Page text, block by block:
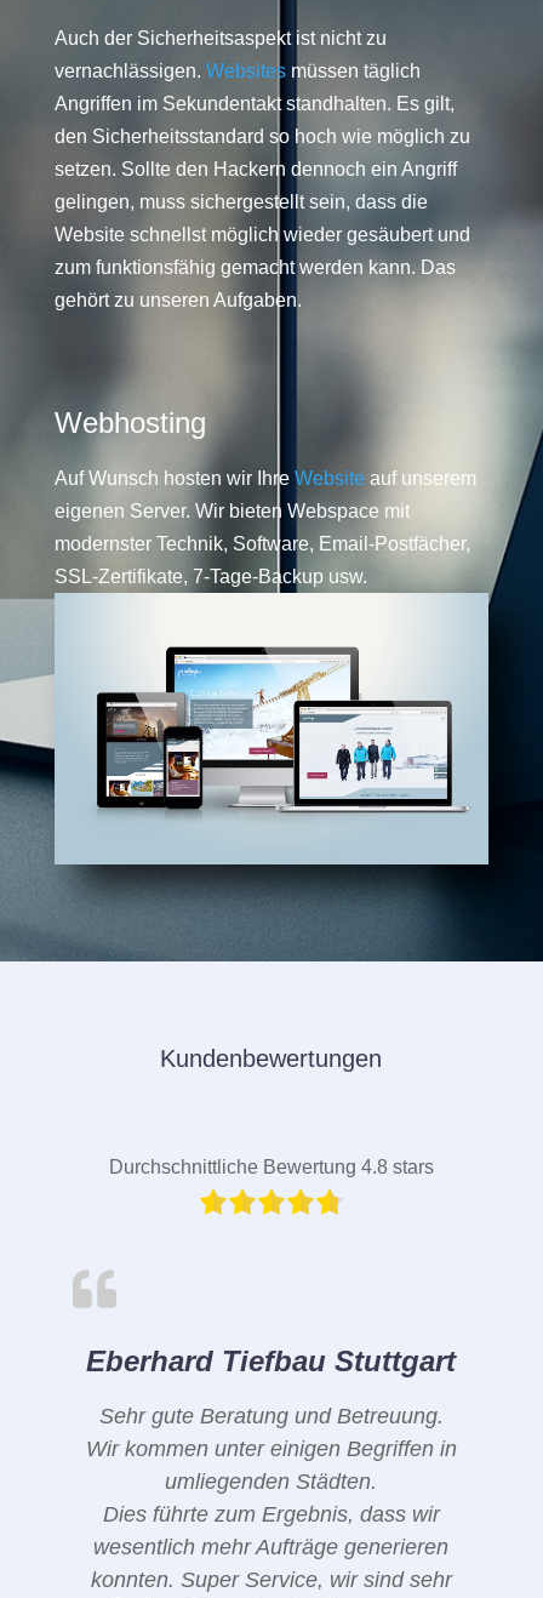
Auch der Sicherheitsaspekt ist nicht zu
vernachlässigen. Websitesmüssen täglich
Angriffen im Sekundentakt standhalten. Es gilt,
den Sicherheitsstandard so hoch wie möglich zu
setzen. Sollte den Hackern dennoch ein Angriff
gelingen, muss sichergestellt sein, dass die
Website schnellst möglich wieder gesäubert und
zum funktionsfähig gemacht werden kann. Das
gehört zu unseren Aufgaben.
Webhosting
Auf Wunsch hosten wir Ihre Website auf unserem
eigenen Server. Wir bieten Webspace mit
modernster Technik, Software, Email-Postfächer,
SSL-Zertifikate, 7-Tage-Backup usw.
Kundenbewertungen
Durchschnittliche Bewertung 4.8 stars
Eberhard Tiefbau Stuttgart
Sehr gute Beratung und Betreuung.
Wir kommen unter einigen Begriffen in
umliegenden Städten.
Dies führte zum Ergebnis, dass wir
wesentlich mehr Aufträge generieren
konnten. Super Service, wir sind sehr